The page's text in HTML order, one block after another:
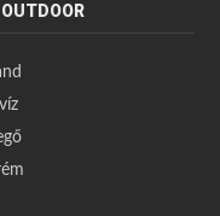
OUTDOOR